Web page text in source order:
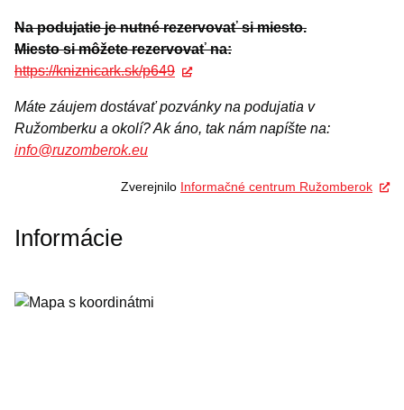
Na podujatie je nutné rezervovať si miesto.
Miesto si môžete rezervovať na:
https://kniznicark.sk/p649
Máte záujem dostávať pozvánky na podujatia v
Ružomberku a okolí? Ak áno, tak nám napíšte na:
info@ruzomberok.eu
Zverejnilo Informačné centrum Ružomberok
Informácie